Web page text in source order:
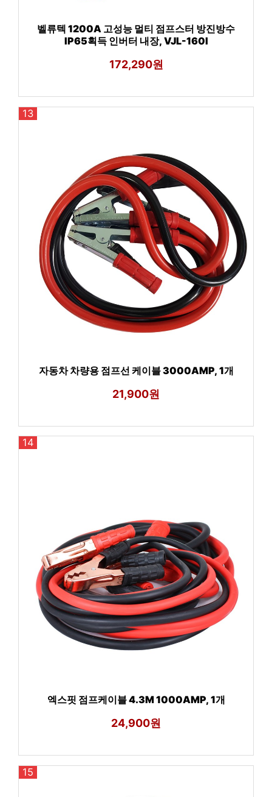
벨류텍 1200A 고성능 멀티 점프스터 방진방수
IP65획득 인버터 내장, VJL-160I
172,290원
13
자동차 차량용 점프선 케이블 3000AMP, 1개
21,900원
14
엑스핏 점프케이블 4.3M 1000AMP, 1개
24,900원
15